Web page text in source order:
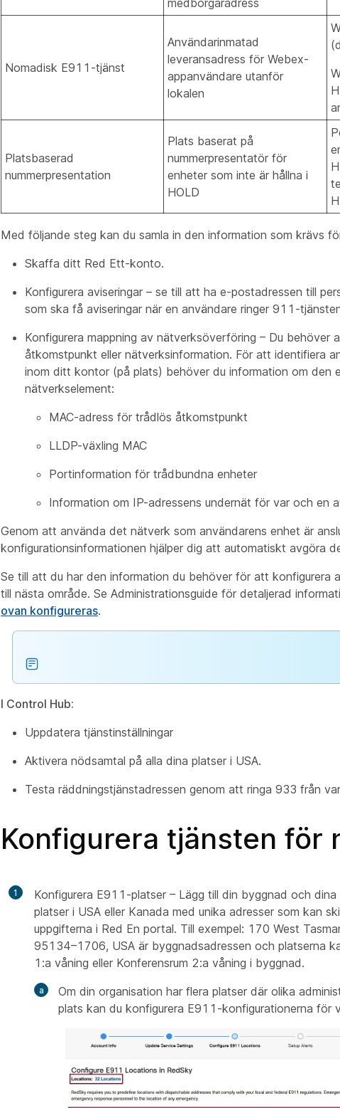
medborgaradress
Nomadisk E911-tjänst
Användarinmatad
leveransadress för Webex-
appanvändare utanför
lokalen
Platsbaserad
nummerpresentation
Plats baserat på
nummerpresentatör för
enheter som inte är hållna i
HOLD
Med följande steg kan du samla in den information som krävs
Skaffa ditt Red Ett-konto.
Konfigurera aviseringar – se till att ha e-postadressen till
som ska få aviseringar när en användare ringer 911-
Konfigurera mappning av nätverksöverföring – Du behöver
åtkomstpunkt eller nätverksinformation. För att identifiera
inom ditt kontor (på plats) behöver du information om den
nätverkselement:
MAC-adress för trådlös åtkomstpunkt
LLDP-växling MAC
Portinformation för trådbundna enheter
Information om IP-adressens undernät för var och en
Genom att använda det nätverk som användarens enhet är
konfigurationsinformationen hjälper dig att automatiskt avgöra
Se till att du har den information du behöver för att konfigurera
till nästa område. Se Administrationsguide för detaljerad
ovan konfigureras.
I Control Hub:
Uppdatera tjänstinställningar
Aktivera nödsamtal på alla dina platser i USA.
Testa räddningstjänstadressen genom att ringa 933 från
Konfigurera tjänsten för
1
Konfigurera E911-platser – Lägg till din byggnad och dina
platser i USA eller Kanada med unika adresser som kan
uppgifterna i Red En portal. Till exempel: 170 West
95134–1706, USA är byggnadsadressen och platserna
1:a våning eller Konferensrum 2:a våning i byggnad.
Om din organisation har flera platser där olika
plats kan du konfigurera E911-konfigurationerna för